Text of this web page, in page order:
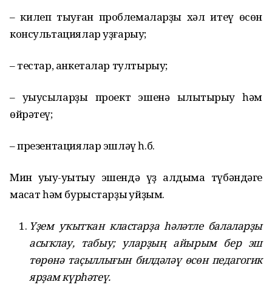
– килеп тыуған проблемаларҙы хәл итеү өсөн
консультациялар уҙғарыу;
– тестар, анкеталар тултырыу;
– уҡыусыларҙы проект эшенә ылыҡтырыу һәм
өйрәтеү;
– презентациялар эшләү һ.б.
Мин уҡыу-уҡытыу эшендә үҙ алдыма түбәндәге
маҡсат һәм бурыстарҙы ҡуйҙым.
Үҙем уҡытҡан кластарҙа һәләтле балаларҙы
асыҡлау, табыу; уларҙың айырым бер эш
төрөнә таҫыллығын билдәләү өсөн педагогик
ярҙам күрһәтеү.